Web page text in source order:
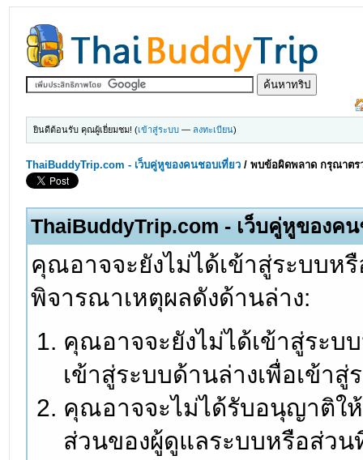
ยินดีต้อนรับ คุณผู้เยี่ยมชม! (เข้าสู่ระบบ — ลงทะเบียน)
ThaiBuddyTrip.com - เว็บคู่หูของคนชอบเที่ยว /พบข้อผิดพลาด กรุณาตร
ThaiBuddyTrip.com - เว็บคู่หูของค
คุณอาจจะยังไม่ได้เข้าสู่ระบบ
พิจารณาเหตุผลดังด้านล่าง:
คุณอาจจะยังไม่ได้เข้าสู่ระบ
เข้าสู่ระบบด้านล่างเพื่อเข้า
คุณอาจจะไม่ได้รับอนุญาติใ
ส่วนของผู้ดูแลระบบหรือส่ว